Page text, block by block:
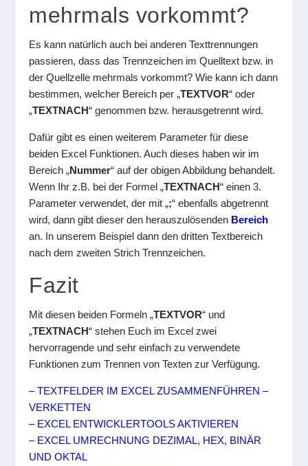
mehrmals vorkommt?
Es kann natürlich auch bei anderen Texttrennungen
passieren, dass das Trennzeichen im Quelltext bzw. in
der Quellzelle mehrmals vorkommt? Wie kann ich dann
bestimmen, welcher Bereich per „TEXTVOR“ oder
„TEXTNACH“ genommen bzw. herausgetrennt wird.
Dafür gibt es einen weiterem Parameter für diese
beiden Excel Funktionen. Auch dieses haben wir im
Bereich „Nummer“ auf der obigen Abbildung behandelt.
Wenn Ihr z.B. bei der Formel „TEXTNACH“ einen 3.
Parameter verwendet, der mit „;“ ebenfalls abgetrennt
wird, dann gibt dieser den herauszulösenden Bereich
an. In unserem Beispiel dann den dritten Textbereich
nach dem zweiten Strich Trennzeichen.
Fazit
Mit diesen beiden Formeln „TEXTVOR“ und
„TEXTNACH“ stehen Euch im Excel zwei
hervorragende und sehr einfach zu verwendete
Funktionen zum Trennen von Texten zur Verfügung.
– TEXTFELDER IM EXCEL ZUSAMMENFÜHREN –
VERKETTEN
– EXCEL ENTWICKLERTOOLS AKTIVIEREN
– EXCEL UMRECHNUNG DEZIMAL, HEX, BINÄR
UND OKTAL